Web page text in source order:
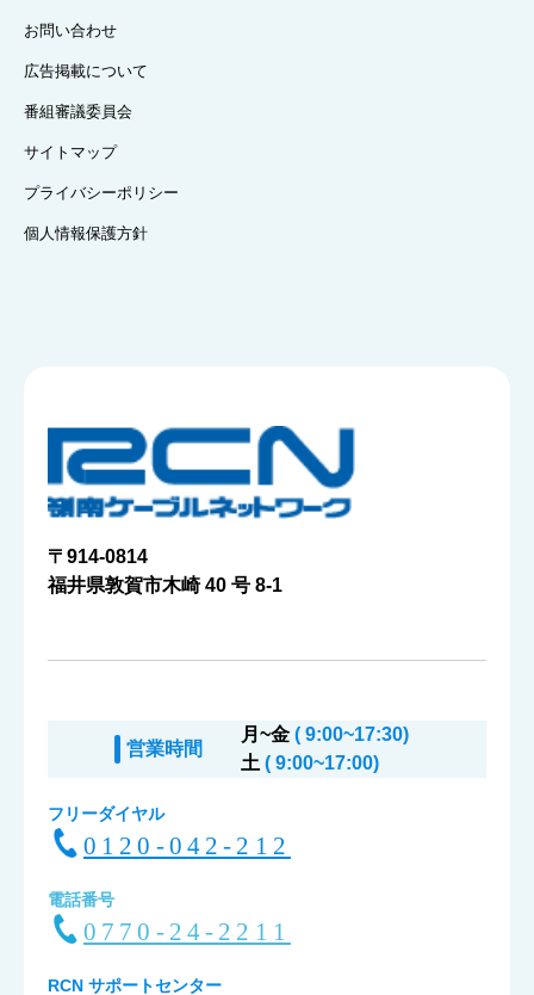
お問い合わせ
広告掲載について
番組審議委員会
サイトマップ
プライバシーポリシー
個人情報保護方針
〒914-0814
福井県敦賀市木崎 40 号 8-1
営業時間
月~金 ( 9:00~17:30)
土 ( 9:00~17:00)
フリーダイヤル
0120-042-212
電話番号
0770-24-2211
RCN サポートセンター